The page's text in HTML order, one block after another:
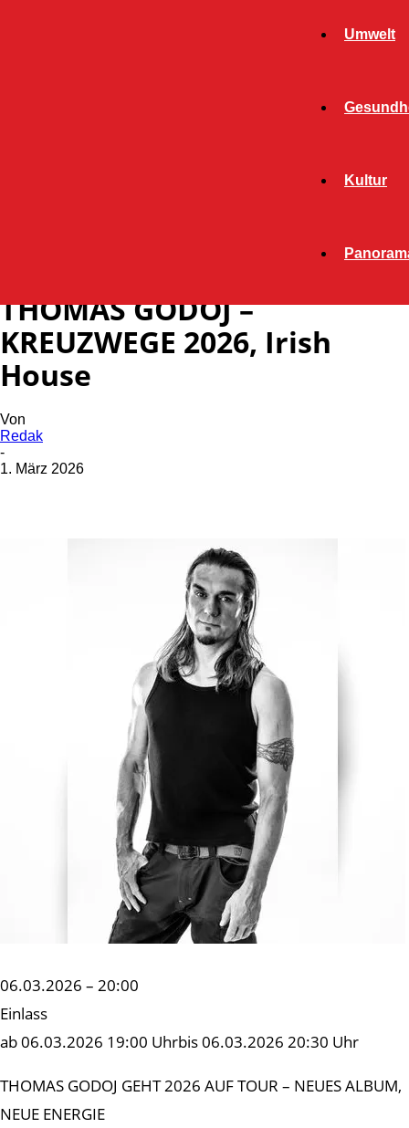
Umwelt
Kultur
THOMAS GODOJ – KREUZWEGE 2026, Irish
THOMAS GODOJ –
KREUZWEGE 2026, Irish
House
Von
Redak
-
1. März 2026
06.03.2026 – 20:00
Einlass
ab 06.03.2026 19:00 Uhrbis 06.03.2026 20:30 Uhr
THOMAS GODOJ GEHT 2026 AUF TOUR – NEUES ALBUM,
NEUE ENERGIE